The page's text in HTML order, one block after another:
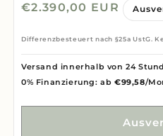
Normaler
€2.390,00 EUR
Differenzbesteuert nach §25a UstG.
Versand innerhalb von 24
0% Finanzierung: ab €99,58/